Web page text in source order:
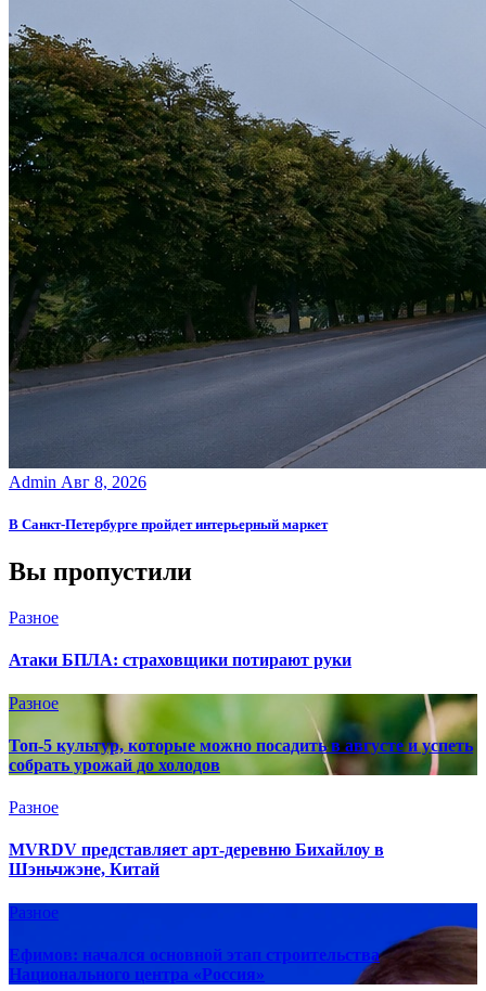
Admin Авг 8, 2026
В Санкт-Петербурге пройдет интерьерный маркет
Вы пропустили
Разное
Атаки БПЛА: страховщики потирают руки
Разное
Топ-5 культур, которые можно посадить в августе и успеть
собрать урожай до холодов
Разное
MVRDV представляет арт-деревню Бихайлоу в
Шэньчжэне, Китай
Разное
Ефимов: начался основной этап строительства
Национального центра «Россия»